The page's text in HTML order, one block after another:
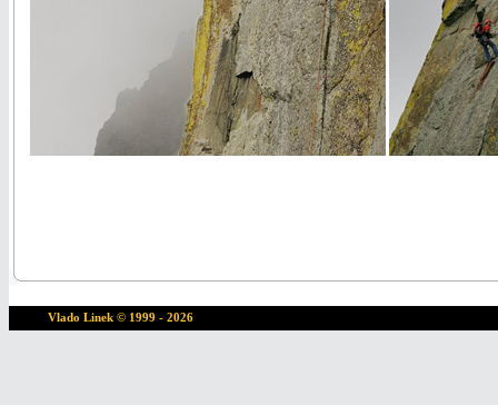
Vlado Linek© 1999 - 2026